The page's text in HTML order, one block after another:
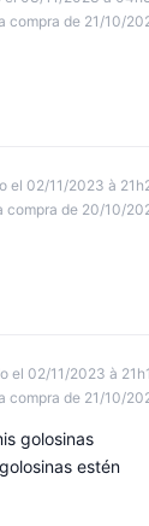
compra de 21/10/
el 02/11/2023 à
compra de 20/10/
el 02/11/2023 à
compra de 21/10/
golosinas
estén